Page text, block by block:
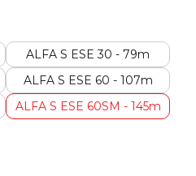
ALFA S ESE 30 - 79m
ALFA S ESE 60 - 107m
ALFA S ESE 60SM - 145m